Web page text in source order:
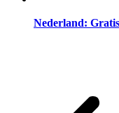
Nederland: